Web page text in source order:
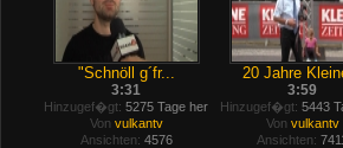
"Schnöll g´fr...
3:31
Hinzugef�gt: 5275 Tage her
Von vulkantv
Ansichten: 4576
20 Jahre
3:59
Hinzugef�gt: 5443
Von vulkantv
Ansichten: